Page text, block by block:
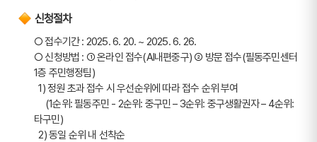
신청절차
○ 접수기간 : 2025. 6. 20. ~ 2025. 6. 26.
○ 신청방법 : ➀ 온라인 접수(AI내편중구) ➁ 방문 접수(필동주민센터
1층 주민행정팀)
  1) 정원 초과 접수 시 우선순위에 따라 접수 순위 부여
타구민)
  2) 동일 순위 내 선착순